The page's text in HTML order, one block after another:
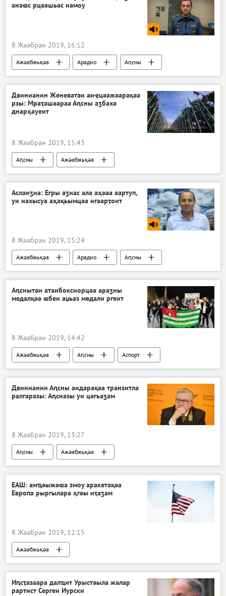
анаҩс рцәашьас иамоу
8 Жәабран 2019, 16:12
Ажәабжьқәа Арадио Аԥсны
Двинианин Женеватәи аиҿцәажәарақәа
рзы: Мраҭашәараа Аԥсны аӡбахә
днарҳауеит
8 Жәабран 2019, 15:43
Аԥсны Ажәабжьқәа
Асланӡиа: Егры аӡиас ала аҳәаа аартуп,
уи иахысуа аҳақьымцәа игәарҭоит
8 Жәабран 2019, 15:24
Ажәабжьқәа Арадио Аԥсны
Аԥснытәи атаибоксиорцәа араӡны
медалқәа ҩбеи аџьаз медали ргеит
8 Жәабран 2019, 14:42
Ажәабжьқәа Аԥсны Аспорт
Двинианин Аԥсны аидарақәа транзитла
ралгаразы: Аԥсназы уи цәгьаӡам
8 Жәабран 2019, 13:27
Аԥсны Ажәабжьқәа
ЕАШ: амҵәыжәҩа змоу аракетақәа
Европа рыргылара ҳгәы иҭаӡам
8 Жәабран 2019, 12:15
Ажәабжьқәа
Иԥсҭазаара далҵит Урыстәыла жәлар
рартист Сергеи Иурски